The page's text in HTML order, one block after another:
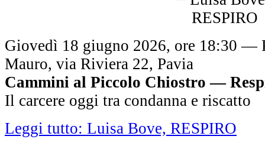
Giovedì 18 giugno 2026, ore 18:30 —
Mauro, via Riviera 22, Pavia
Cammini al Piccolo Chiostro —
Il carcere oggi tra condanna e riscatto
Leggi tutto: Luisa Bove, RESPIRO